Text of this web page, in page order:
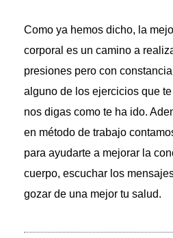
Como ya hemos dicho, la
corporal es un camino a
presiones pero con
alguno de los ejercicios que
nos digas como te ha ido.
en método de trabajo
para ayudarte a mejorar la
cuerpo, escuchar los
gozar de una mejor tu salud.